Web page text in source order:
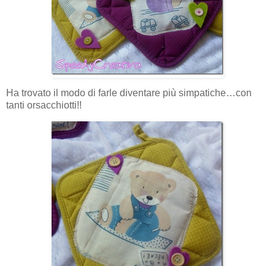
Ha trovato il modo di farle diventare più simpatiche…con
tanti orsacchiotti!!